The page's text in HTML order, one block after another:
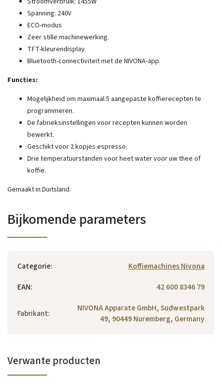
Spanning: 240V
ECO-modus
Zeer stille machinewerking.
TFT-kleurendisplay
Bluetooth-connectiviteit met de NIVONA-app.
Functies:
Mogelijkheid om maximaal 5 aangepaste koffierecepten te
programmeren.
De fabrieksinstellingen voor recepten kunnen worden
bewerkt.
Geschikt voor 2 kopjes espresso.
Drie temperatuurstanden voor heet water voor uw thee of
koffie.
Gemaakt in Duitsland.
Bijkomende parameters
Categorie:
Koffiemachines Nivona
EAN: 42 600 8346 79
Fabrikant:
NIVONA Apparate GmbH, Sudwestpark
49, 90449 Nuremberg, Germany
Verwante producten